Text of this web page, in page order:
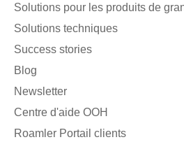
Solutions pour les produits de
Solutions techniques
Success stories
Blog
Newsletter
Centre d'aide OOH
Roamler Portail clients